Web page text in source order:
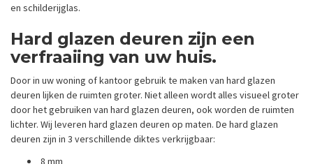
en schilderijglas.
Hard glazen deuren zijn een
verfraaiing van uw huis.
Door in uw woning of kantoor gebruik te maken van hard glazen
deuren lijken de ruimten groter. Niet alleen wordt alles visueel groter
door het gebruiken van hard glazen deuren, ook worden de ruimten
lichter. Wij leveren hard glazen deuren op maten. De hard glazen
deuren zijn in 3 verschillende diktes verkrijgbaar:
8 mm